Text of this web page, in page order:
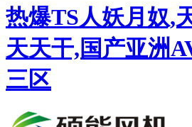
热爆TS人妖月奴,
天天干,国产亚洲
三区